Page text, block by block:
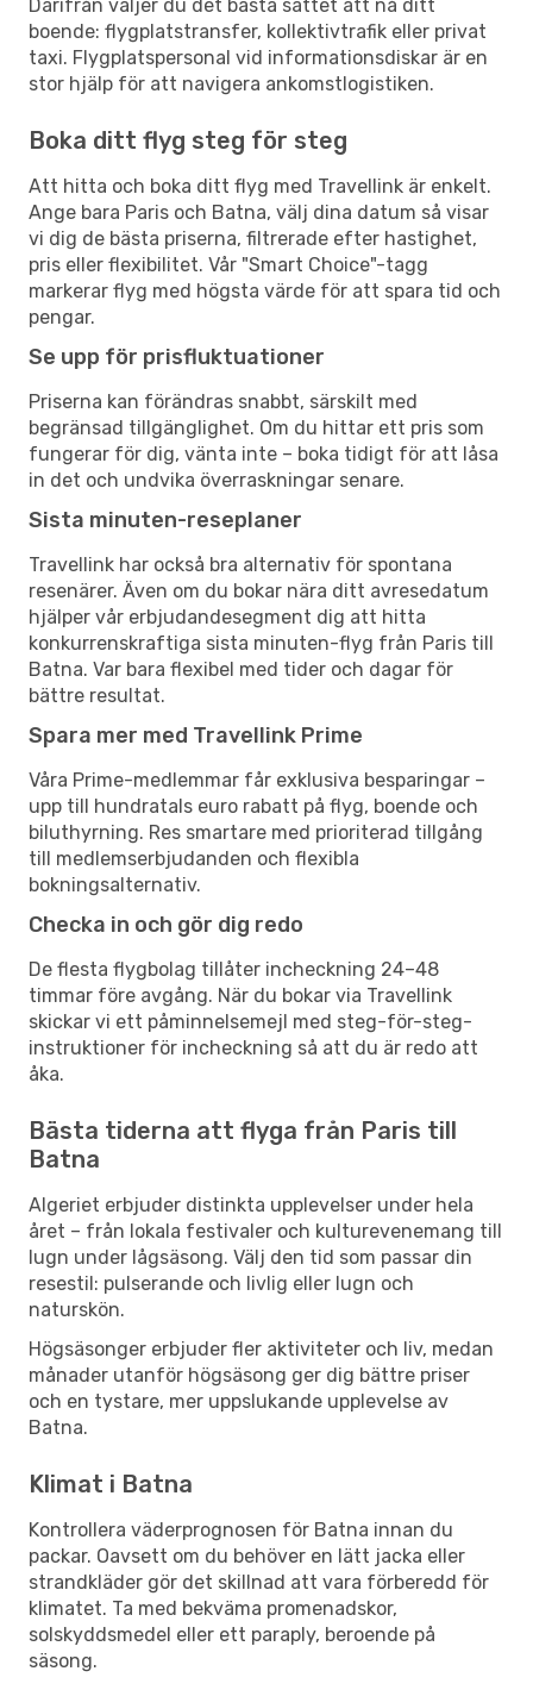
Därifrån väljer du det bästa sättet att nå ditt
boende: flygplatstransfer, kollektivtrafik eller privat
taxi. Flygplatspersonal vid informationsdiskar är en
stor hjälp för att navigera ankomstlogistiken.
Boka ditt flyg steg för steg
Att hitta och boka ditt flyg med Travellink är enkelt.
Ange bara Paris och Batna, välj dina datum så visar
vi dig de bästa priserna, filtrerade efter hastighet,
pris eller flexibilitet. Vår "Smart Choice"-tagg
markerar flyg med högsta värde för att spara tid och
pengar.
Se upp för prisfluktuationer
Priserna kan förändras snabbt, särskilt med
begränsad tillgänglighet. Om du hittar ett pris som
fungerar för dig, vänta inte – boka tidigt för att låsa
in det och undvika överraskningar senare.
Sista minuten-reseplaner
Travellink har också bra alternativ för spontana
resenärer. Även om du bokar nära ditt avresedatum
hjälper vår erbjudandesegment dig att hitta
konkurrenskraftiga sista minuten-flyg från Paris till
Batna. Var bara flexibel med tider och dagar för
bättre resultat.
Spara mer med Travellink Prime
Våra Prime-medlemmar får exklusiva besparingar –
upp till hundratals euro rabatt på flyg, boende och
biluthyrning. Res smartare med prioriterad tillgång
till medlemserbjudanden och flexibla
bokningsalternativ.
Checka in och gör dig redo
De flesta flygbolag tillåter incheckning 24–48
timmar före avgång. När du bokar via Travellink
skickar vi ett påminnelsemejl med steg-för-steg-
instruktioner för incheckning så att du är redo att
åka.
Bästa tiderna att flyga från Paris till
Batna
Algeriet erbjuder distinkta upplevelser under hela
året – från lokala festivaler och kulturevenemang till
lugn under lågsäsong. Välj den tid som passar din
resestil: pulserande och livlig eller lugn och
naturskön.
Högsäsonger erbjuder fler aktiviteter och liv, medan
månader utanför högsäsong ger dig bättre priser
och en tystare, mer uppslukande upplevelse av
Batna.
Klimat i Batna
Kontrollera väderprognosen för Batna innan du
packar. Oavsett om du behöver en lätt jacka eller
strandkläder gör det skillnad att vara förberedd för
klimatet. Ta med bekväma promenadskor,
solskyddsmedel eller ett paraply, beroende på
säsong.